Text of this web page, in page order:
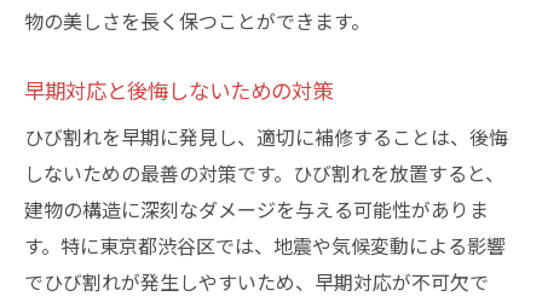
物の美しさを長く保つことができます。
早期対応と後悔しないための対策
ひび割れを早期に発見し、適切に補修することは、後悔
しないための最善の対策です。ひび割れを放置すると、
建物の構造に深刻なダメージを与える可能性がありま
す。特に東京都渋谷区では、地震や気候変動による影響
でひび割れが発生しやすいため、早期対応が不可欠で